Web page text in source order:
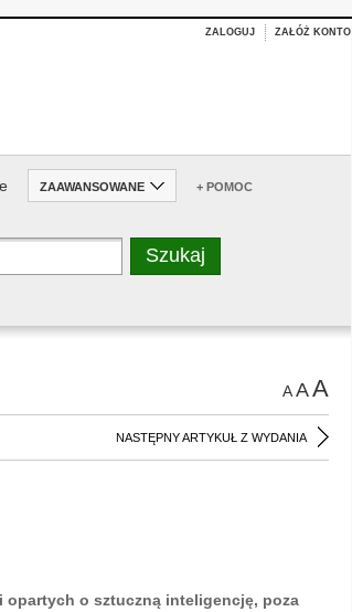
ZALOGUJ ZAŁÓŻ KONTO
ZAAWANSOWANE + POMOC
AAA
NASTĘPNY ARTYKUŁ Z WYDANIA
opartych o sztuczną inteligencję, poza